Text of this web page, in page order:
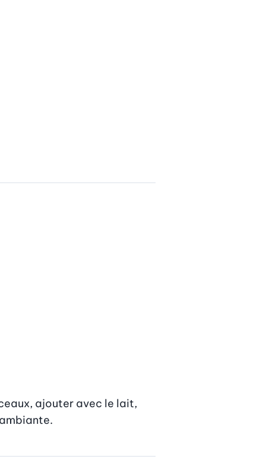
ajouter avec le lait,